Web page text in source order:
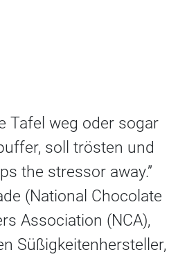
Tafel weg oder sogar
soll trösten und
the stressor away.”
(National Chocolate
Association (NCA),
Süßigkeitenhersteller,